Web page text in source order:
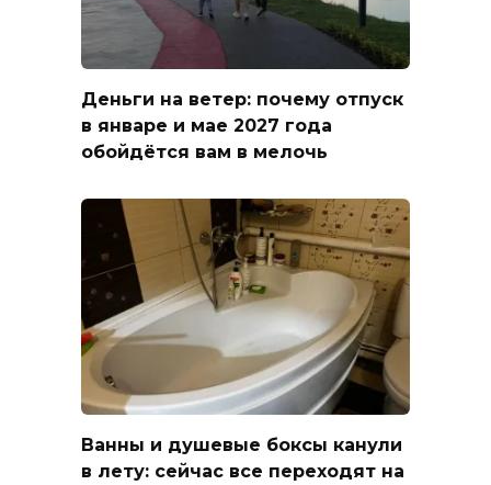
Деньги на ветер: почему отпуск
в январе и мае 2027 года
обойдётся вам в мелочь
Ванны и душевые боксы канули
в лету: сейчас все переходят на